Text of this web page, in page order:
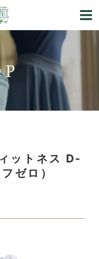
ットネス D-
ゼロ）